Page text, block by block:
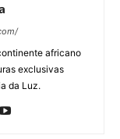
africano
exclusivas
da Luz.